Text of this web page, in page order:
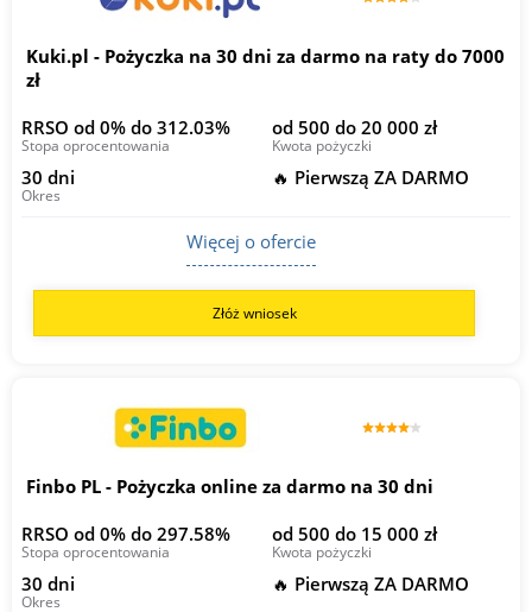
Kuki.pl - Pożyczka na 30 dni za darmo na raty do 7000
zł
RRSO od 0% do 312.03%
Stopa oprocentowania
od 500 do 20 000 zł
Kwota pożyczki
30 dni
Okres
🔥 Pierwszą ZA DARMO
Więcej o ofercie
Złóż wniosek
Finbo PL - Pożyczka online za darmo na 30 dni
RRSO od 0% do 297.58%
Stopa oprocentowania
od 500 do 15 000 zł
Kwota pożyczki
30 dni
Okres
🔥 Pierwszą ZA DARMO